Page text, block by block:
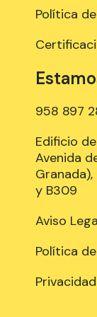
Política
958 897
Edificio
Avenida
Granada),
y B309
Aviso
Política